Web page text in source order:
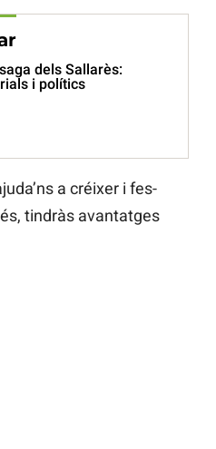
dels Sallarès:
i polítics
a créixer i fes-
tindràs avantatges